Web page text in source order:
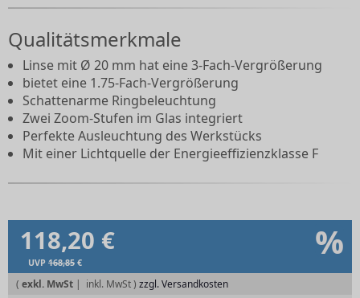
Qualitätsmerkmale
Linse mit Ø 20 mm hat eine 3-Fach-Vergrößerung
bietet eine 1.75-Fach-Vergrößerung
Schattenarme Ringbeleuchtung
Zwei Zoom-Stufen im Glas integriert
Perfekte Ausleuchtung des Werkstücks
Mit einer Lichtquelle der Energieeffizienzklasse F
118,20 € %
UVP 168,85 €
( exkl. MwSt | zzgl. Versandkosten